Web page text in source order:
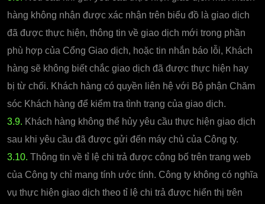
hàng không nhận được xác nhận trên biểu đồ là giao dịch
đã được thực hiện, thông tin về giao dịch mới trong phần
phù hợp của Cổng Giao dịch, hoặc tin nhắn báo lỗi, Khách
hàng sẽ không biết chắc giao dịch đã được thực hiện hay
bị từ chối. Khách hàng có quyền liên hệ với Bộ phận Chăm
sóc Khách hàng để kiểm tra tình trạng của giao dịch.
3.9. Khách hàng không thể hủy yêu cầu thực hiện giao dịch
sau khi yêu cầu đã được gửi đến máy chủ của Công ty.
3.10. Thông tin về tỉ lệ chi trả được công bố trên trang web
của Công ty chỉ mang tính ước tính. Công ty không có nghĩa
vụ thực hiện giao dịch theo tỉ lệ chi trả được hiển thị trên